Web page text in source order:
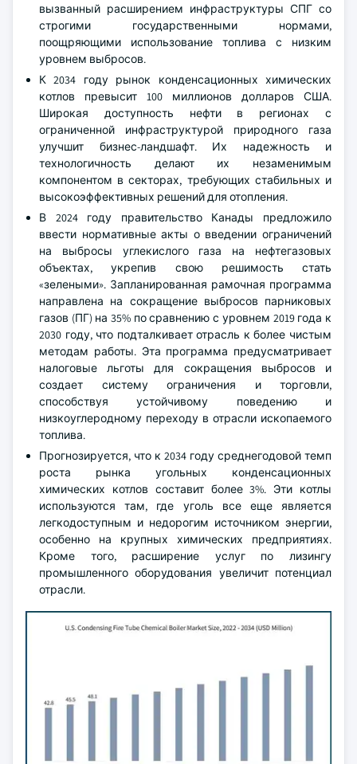
вызванный расширением инфраструктуры СПГ со
строгими государственными нормами,
поощряющими использование топлива с низким
уровнем выбросов.
К 2034 году рынок конденсационных химических
котлов превысит 100 миллионов долларов США.
Широкая доступность нефти в регионах с
ограниченной инфраструктурой природного газа
улучшит бизнес-ландшафт. Их надежность и
технологичность делают их незаменимым
компонентом в секторах, требующих стабильных и
высокоэффективных решений для отопления.
В 2024 году правительство Канады предложило
ввести нормативные акты о введении ограничений
на выбросы углекислого газа на нефтегазовых
объектах, укрепив свою решимость стать
«зелеными». Запланированная рамочная программа
направлена на сокращение выбросов парниковых
газов (ПГ) на 35% по сравнению с уровнем 2019 года к
2030 году, что подталкивает отрасль к более чистым
методам работы. Эта программа предусматривает
налоговые льготы для сокращения выбросов и
создает систему ограничения и торговли,
способствуя устойчивому поведению и
низкоуглеродному переходу в отрасли ископаемого
топлива.
Прогнозируется, что к 2034 году среднегодовой темп
роста рынка угольных конденсационных
химических котлов составит более 3%. Эти котлы
используются там, где уголь все еще является
легкодоступным и недорогим источником энергии,
особенно на крупных химических предприятиях.
Кроме того, расширение услуг по лизингу
промышленного оборудования увеличит потенциал
отрасли.